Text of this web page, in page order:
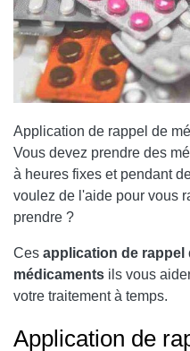
Application de rappel de
Vous devez prendre des
à heures fixes et pendant
voulez de l'aide pour vous
prendre ?
Ces application de rappel
médicaments ils vous
votre traitement à temps.
Application de